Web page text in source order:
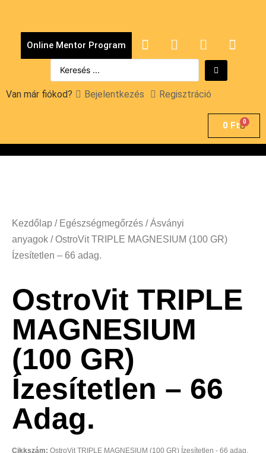
Online Mentor Program
Van már fiókod? Bejelentkezés Regisztráció
0 Ft 0
Kezdőlap / Egészségmegőrzés /Ásványi
anyagok / OstroVit TRIPLE MAGNESIUM (100 GR)
Ízesítetlen – 66 adag.
OstroVit TRIPLE
MAGNESIUM
(100 GR)
Ízesítetlen – 66
Adag.
Cikkszám: OstroVit TRIPLE MAGNESIUM (100 GR) Ízesítetlen - 66 adag.